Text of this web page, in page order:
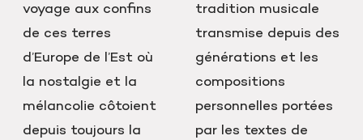
voyage aux confins
de ces terres
d’Europe de l’Est où
la nostalgie et la
mélancolie côtoient
depuis toujours la
tradition musicale
transmise depuis des
générations et les
compositions
personnelles portées
par les textes de